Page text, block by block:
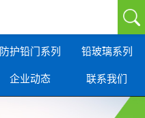
防护铅门系列 铅玻璃系列
企业动态 联系我们